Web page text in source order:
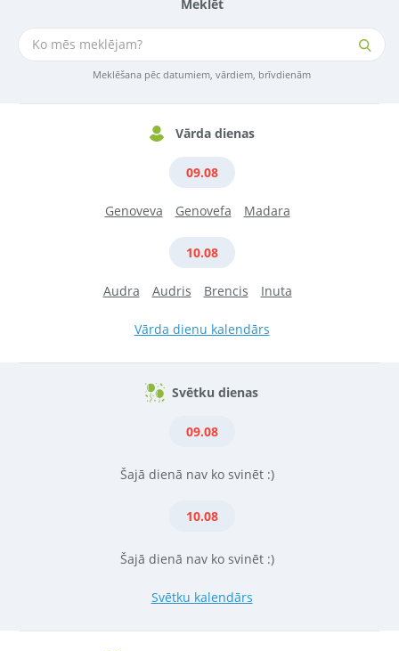
Meklēt
Meklēšana pēc datumiem, vārdiem, brīvdienām
Vārda dienas
09.08
Genoveva Genovefa Madara
10.08
Audra Audris Brencis Inuta
Vārda dienu kalendārs
Svētku dienas
09.08
Šajā dienā nav ko svinēt :)
10.08
Šajā dienā nav ko svinēt :)
Svētku kalendārs